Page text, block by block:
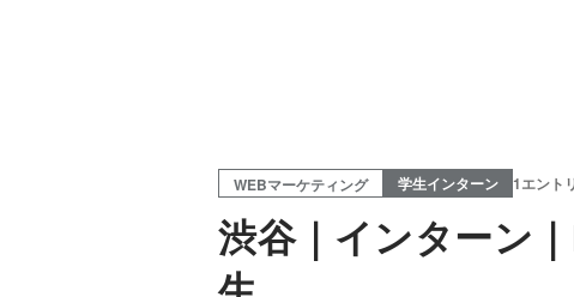
WEBマーケティング 学生インターン 1エント
渋谷｜インターン